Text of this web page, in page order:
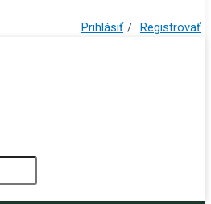
Prihlásiť / Registrovať